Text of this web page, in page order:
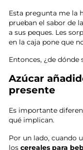
Esta pregunta me la
prueban el sabor de
a sus peques. Les
en la caja pone que
Entonces, ¿de dónde
Azúcar
presente
Es importante
qué implican.
Por un lado, cuando
los cereales para